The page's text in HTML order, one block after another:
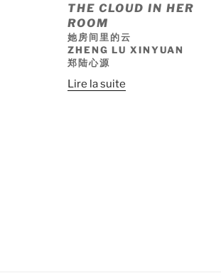
THE CLOUD IN HER
ROOM
她房间里的云
ZHENG LU XINYUAN
郑陆心源
Lire la suite